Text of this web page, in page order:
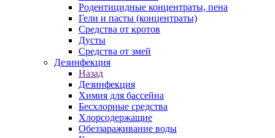
Родентицидные концентраты, пена
Гели и пасты (концентраты)
Средства от кротов
Дусты
Средства от змей
Дезинфекция
Назад
Дезинфекция
Химия для бассейна
Бесхлорные средства
Хлорсодержащие
Обеззараживание воды